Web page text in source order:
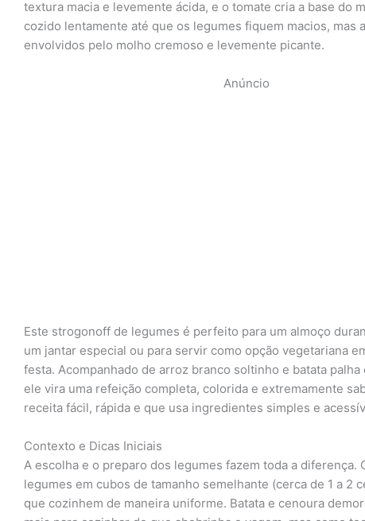
textura macia e levemente ácida, e o tomate cria a base do
cozido lentamente até que os legumes fiquem macios, mas
envolvidos pelo molho cremoso e levemente picante.
Anúncio
Este strogonoff de legumes é perfeito para um almoço
um jantar especial ou para servir como opção vegetariana
festa. Acompanhado de arroz branco soltinho e batata palha
ele vira uma refeição completa, colorida e extremamente
receita fácil, rápida e que usa ingredientes simples e
Contexto e Dicas Iniciais
A escolha e o preparo dos legumes fazem toda a diferença.
legumes em cubos de tamanho semelhante (cerca de 1 a 2
que cozinhem de maneira uniforme. Batata e cenoura